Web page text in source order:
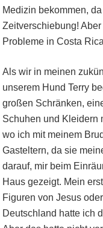
Medizin bekommen,
Zeitverschiebung!
Probleme in Costa
Als wir in meinen
unserem Hund Terry
großen Schränken,
Schuhen und Kleidern
wo ich mit meinem
Gasteltern, da sie
darauf, mir beim
Haus gezeigt. Mein
Figuren von Jesus
Deutschland hatte ich